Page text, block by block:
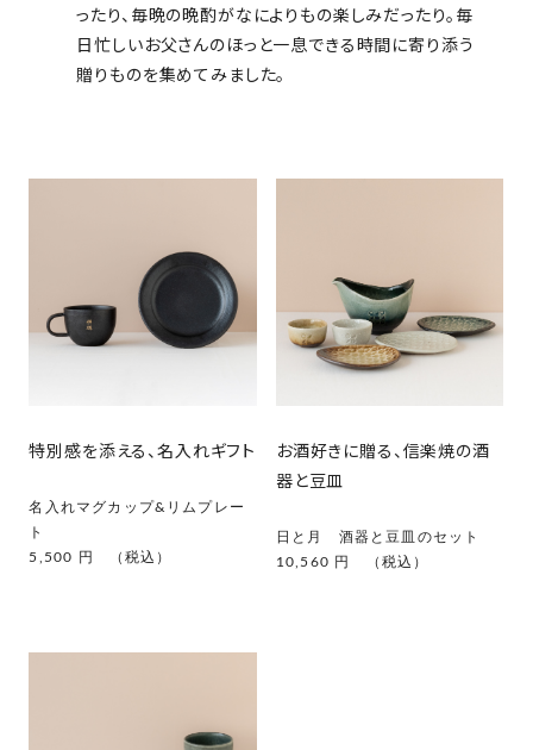
ったり、毎晩の晩酌がなによりもの楽しみだったり。毎
日忙しいお父さんのほっと一息できる時間に寄り添う
贈りものを集めてみました。
特別感を添える、名入れギフト
名入れマグカップ&リムプレー
ト
5,500 円 （税込）
お酒好きに贈る、信楽焼の酒
器と豆皿
日と月 酒器と豆皿のセット
10,560 円 （税込）